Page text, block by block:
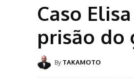
Caso
prisão do
By TAKAMOTO